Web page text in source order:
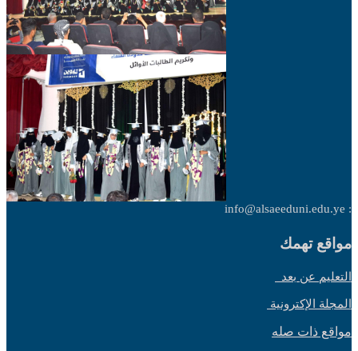
: info@alsaeeduni.edu.ye
مواقع تهمك
التعليم عن بعد
المجلة الإكترونية
مواقع ذات صله